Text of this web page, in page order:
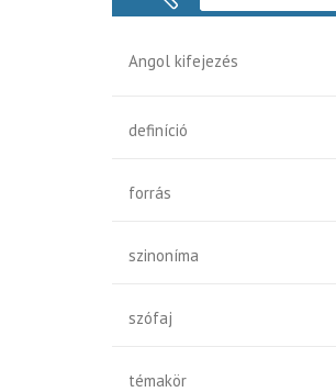
Angol kifejezés
definíció
forrás
szinoníma
szófaj
témakör